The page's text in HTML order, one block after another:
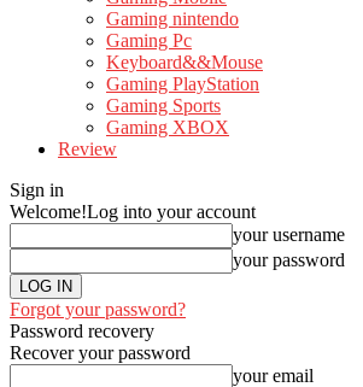
Gaming nintendo
Gaming Pc
Keyboard&&Mouse
Gaming PlayStation
Gaming Sports
Gaming XBOX
Review
Sign in
Welcome!Log into your account
your username
your password
Forgot your password?
Password recovery
Recover your password
your email